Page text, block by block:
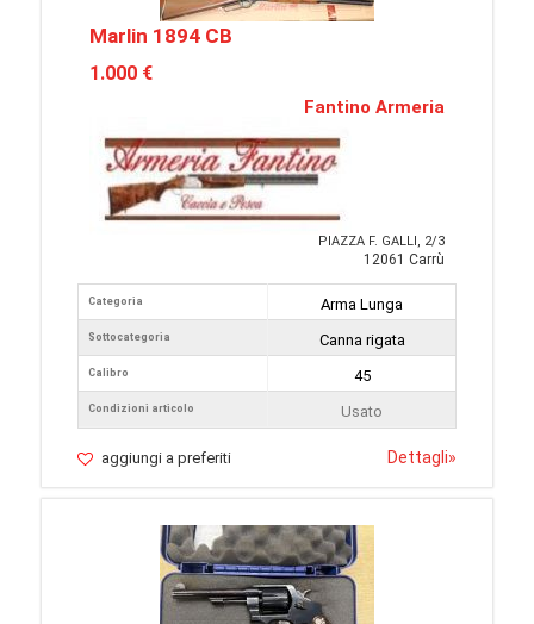
Marlin 1894 CB
1.000 €
Fantino Armeria
PIAZZA F. GALLI, 2/3
12061 Carrù
Categoria
Sottocategoria
Calibro
Condizioni articolo
Arma Lunga
Canna rigata
45
Usato
aggiungi a preferiti Dettagli»